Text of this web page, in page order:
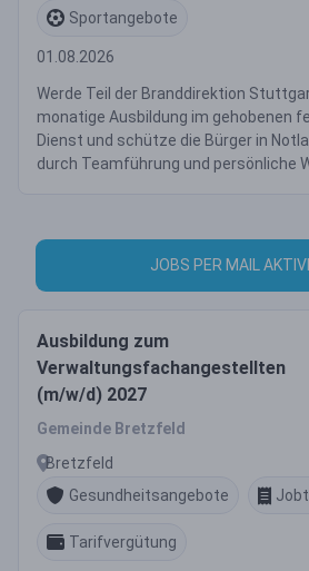
Sportangebote
01.08.2026
Werde Teil der Branddirektion
monatige Ausbildung im gehobenen
Dienst und schütze die Bürger in
durch Teamführung und persönliche
JOBS PER MAIL
Ausbildung zum
Verwaltungsfachangestellten
(m/w/d) 2027
Gemeinde Bretzfeld
Bretzfeld
Gesundheitsangebote
Tarifvergütung